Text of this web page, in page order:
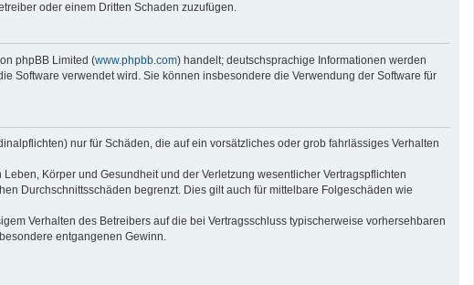
oder einem Dritten Schaden zuzufügen.
phpBB Limited (www.phpbb.com) handelt; deutschsprachige Informationen werden
Software verwendet wird. Sie können insbesondere die Verwendung der Software für
nur für Schäden, die auf ein vorsätzliches oder grob fahrlässiges Verhalten
Körper und Gesundheit und der Verletzung wesentlicher Vertragspflichten
Durchschnittsschäden begrenzt. Dies gilt auch für mittelbare Folgeschäden wie
Verhalten des Betreibers auf die bei Vertragsschluss typischerweise vorhersehbaren
entgangenen Gewinn.